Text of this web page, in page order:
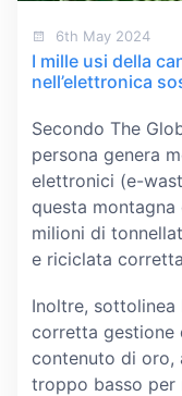
6th May 2024
I mille usi della
nell’elettronica
Secondo The
persona genera
elettronici (e-
questa
milioni di
e riciclata
Inoltre, sottolinea
corretta gestione
contenuto di oro,
troppo basso per